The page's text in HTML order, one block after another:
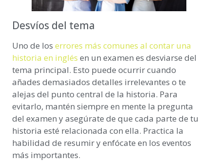
Desvíos del tema
Uno de los errores más comunes al contar una
historia en inglés en un examen es desviarse del
tema principal. Esto puede ocurrir cuando
añades demasiados detalles irrelevantes o te
alejas del punto central de la historia. Para
evitarlo, mantén siempre en mente la pregunta
del examen y asegúrate de que cada parte de tu
historia esté relacionada con ella. Practica la
habilidad de resumir y enfócate en los eventos
más importantes.